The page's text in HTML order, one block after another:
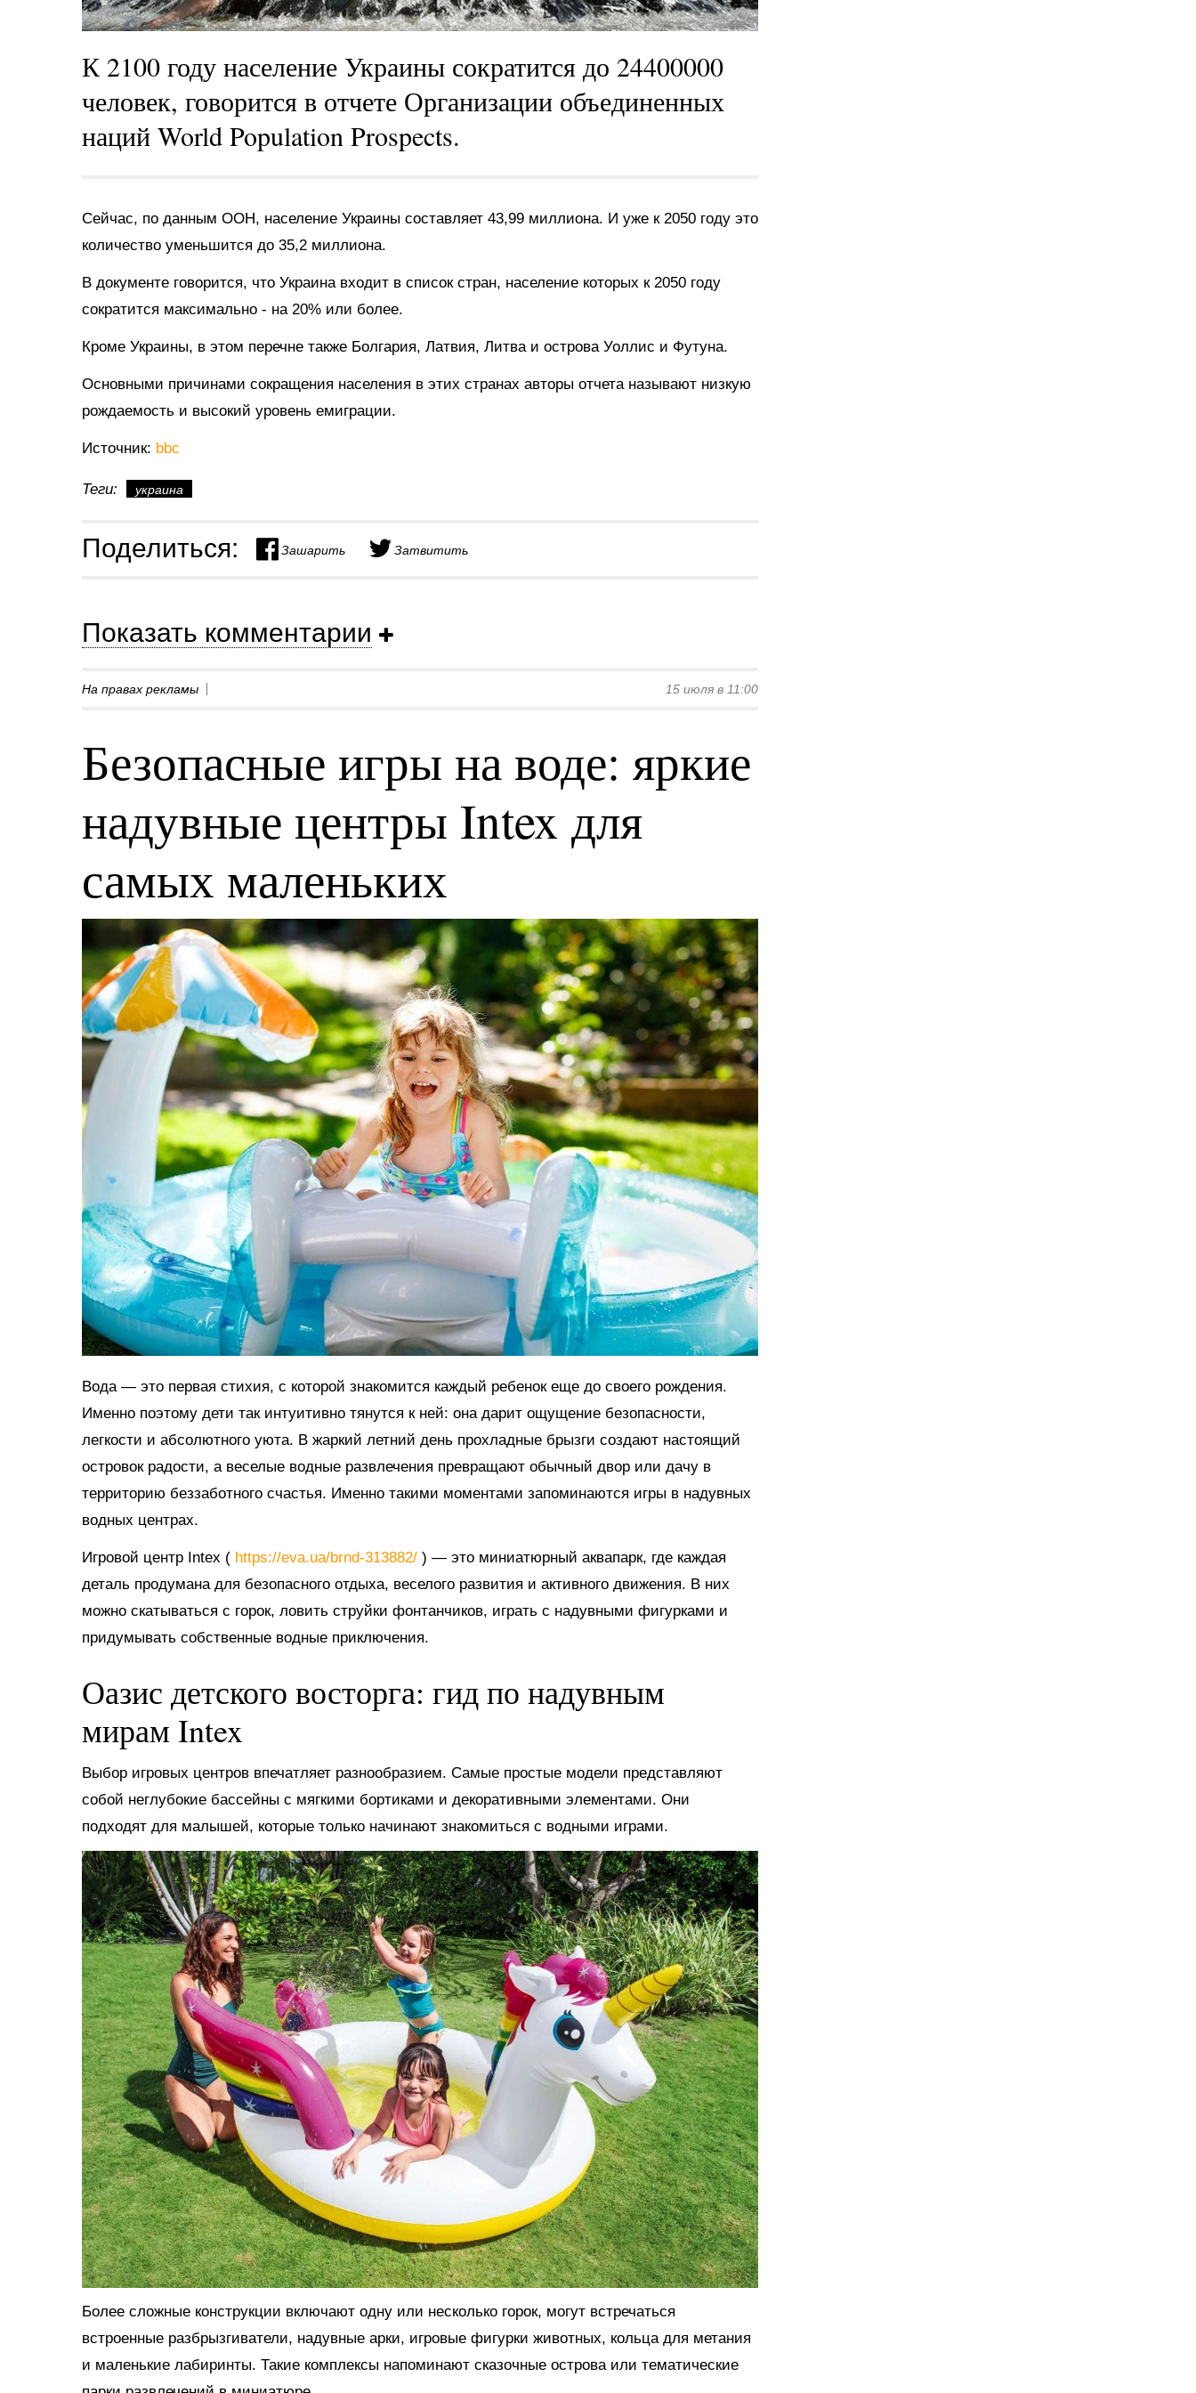
К 2100 году население Украины сократится до 24400000
человек, говорится в отчете Организации объединенных
наций World Population Prospects.
Сейчас, по данным ООН, население Украины составляет 43,99 миллиона. И уже к 2050 году это
количество уменьшится до 35,2 миллиона.
В документе говорится, что Украина входит в список стран, население которых к 2050 году
сократится максимально - на 20% или более.
Кроме Украины, в этом перечне также Болгария, Латвия, Литва и острова Уоллис и Футуна.
Основными причинами сокращения населения в этих странах авторы отчета называют низкую
рождаемость и высокий уровень емиграции.
Источник: bbc
Теги: украина
Поделиться: Зашарить Затвитить
Показать комментарии
На правах рекламы 15 июля в 11:00
Безопасные игры на воде: яркие
надувные центры Intex для
самых маленьких
Вода — это первая стихия, с которой знакомится каждый ребенок еще до своего рождения.
Именно поэтому дети так интуитивно тянутся к ней: она дарит ощущение безопасности,
легкости и абсолютного уюта. В жаркий летний день прохладные брызги создают настоящий
островок радости, а веселые водные развлечения превращают обычный двор или дачу в
территорию беззаботного счастья. Именно такими моментами запоминаются игры в надувных
водных центрах.
Игровой центр Intex ( https://eva.ua/brnd-313882/ ) — это миниатюрный аквапарк, где каждая
деталь продумана для безопасного отдыха, веселого развития и активного движения. В них
можно скатываться с горок, ловить струйки фонтанчиков, играть с надувными фигурками и
придумывать собственные водные приключения.
Оазис детского восторга: гид по надувным
мирам Intex
Выбор игровых центров впечатляет разнообразием. Самые простые модели представляют
собой неглубокие бассейны с мягкими бортиками и декоративными элементами. Они
подходят для малышей, которые только начинают знакомиться с водными играми.
Более сложные конструкции включают одну или несколько горок, могут встречаться
встроенные разбрызгиватели, надувные арки, игровые фигурки животных, кольца для метания
и маленькие лабиринты. Такие комплексы напоминают сказочные острова или тематические